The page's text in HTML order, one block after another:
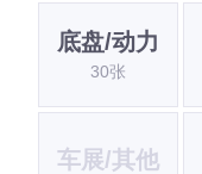
底盘/动力
30张
车展/其他